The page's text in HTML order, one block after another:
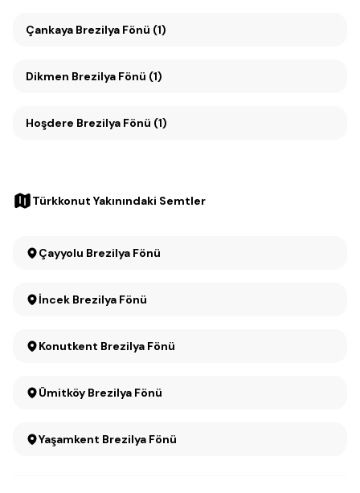
Çankaya Brezilya Fönü (1)
Dikmen Brezilya Fönü (1)
Hoşdere Brezilya Fönü (1)
Türkkonut Yakınındaki Semtler
Çayyolu Brezilya Fönü
İncek Brezilya Fönü
Konutkent Brezilya Fönü
Ümitköy Brezilya Fönü
Yaşamkent Brezilya Fönü